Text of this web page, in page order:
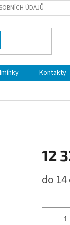
ÚDAJŮ
Kontakty
12
cena:
do